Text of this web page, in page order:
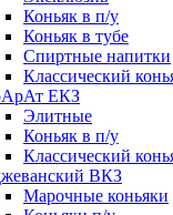
Коньяк в п/у
Коньяк в тубе
Спиртные напитки
Классический
ЕКЗ
Элитные
Коньяк в п/у
Классический
ВКЗ
Марочные коньяки